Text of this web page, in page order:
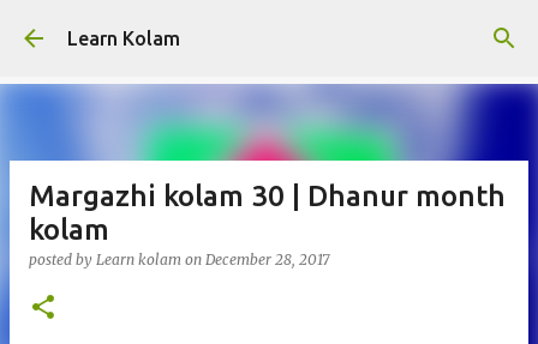
Learn Kolam
Margazhi kolam 30 | Dhanur month
kolam
posted by Learn kolam on December 28, 2017